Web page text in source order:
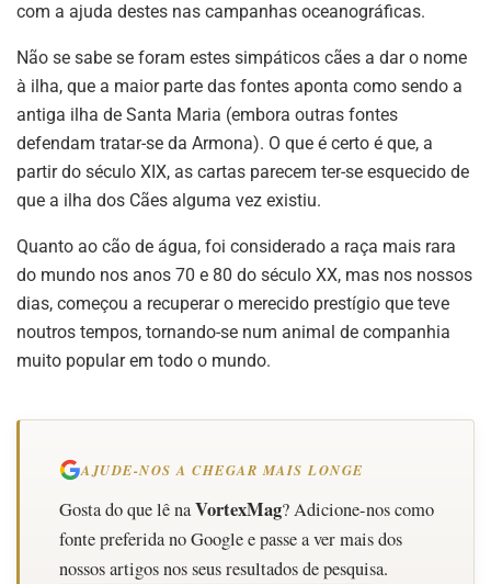
com a ajuda destes nas campanhas oceanográficas.
Não se sabe se foram estes simpáticos cães a dar o nome
à ilha, que a maior parte das fontes aponta como sendo a
antiga ilha de Santa Maria (embora outras fontes
defendam tratar-se da Armona). O que é certo é que, a
partir do século XIX, as cartas parecem ter-se esquecido de
que a ilha dos Cães alguma vez existiu.
Quanto ao cão de água, foi considerado a raça mais rara
do mundo nos anos 70 e 80 do século XX, mas nos nossos
dias, começou a recuperar o merecido prestígio que teve
noutros tempos, tornando-se num animal de companhia
muito popular em todo o mundo.
AJUDE-NOS A CHEGAR MAIS LONGE
Gosta do que lê naVortexMag? Adicione-nos como
fonte preferida no Google e passe a ver mais dos
nossos artigos nos seus resultados de pesquisa.